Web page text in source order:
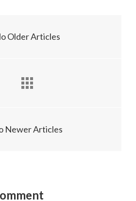
Older Articles
Newer Articles